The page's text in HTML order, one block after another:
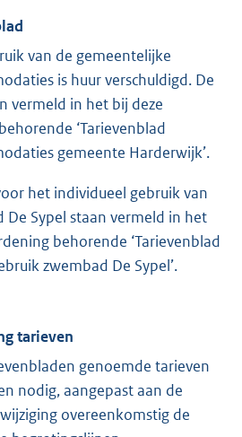
van de gemeentelijke
is huur verschuldigd. De
vermeld in het bij deze
‘Tarievenblad
gemeente Harderwijk’.
het individueel gebruik van
De Sypel staan vermeld in het
behorende ‘Tarievenblad
zwembad De Sypel’.
tarieven
genoemde tarieven
nodig, aangepast aan de
overeenkomstig de